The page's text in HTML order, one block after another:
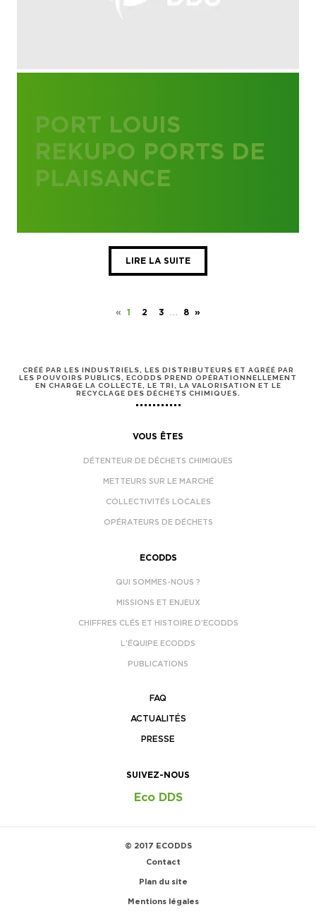
PORT LOUIS
REKUPO PORTS DE
PLAISANCE
LIRE LA SUITE
« 1 2 3 8 »
CRÉÉ PAR LES INDUSTRIELS, LES DISTRIBUTEURS ET AGRÉÉ PAR
LES POUVOIRS PUBLICS, ECODDS PREND OPÉRATIONNELLEMENT
EN CHARGE LA COLLECTE, LE TRI, LA VALORISATION ET LE
RECYCLAGE DES DÉCHETS CHIMIQUES.
VOUS ÊTES
DÉTENTEUR DE DÉCHETS CHIMIQUES
METTEURS SUR LE MARCHÉ
COLLECTIVITÉS LOCALES
OPÉRATEURS DE DÉCHETS
ECODDS
QUI SOMMES-NOUS ?
MISSIONS ET ENJEUX
CHIFFRES CLÉS ET HISTOIRE D’ECODDS
L’ÉQUIPE ECODDS
PUBLICATIONS
FAQ
ACTUALITÉS
PRESSE
SUIVEZ-NOUS
Eco DDS
© 2017 ECODDS
Contact
Plan du site
Mentions légales